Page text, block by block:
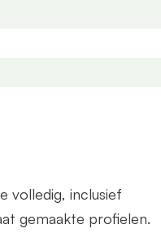
breedte als diepte.
volledig, inclusief
gemaakte profielen.